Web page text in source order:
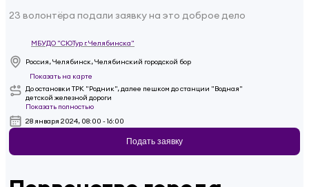
23 волонтёра подали заявку на это доброе дело
МБУДО "СЮТур г. Челябинска"
Россия, Челябинск, Челябинский городской бор
Показать на карте
До остановки ТРК "Родник", далее пешком до станции "Водная"
детской железной дороги
Показать полностью
28 января 2024, 08:00 - 16:00
Подать заявку